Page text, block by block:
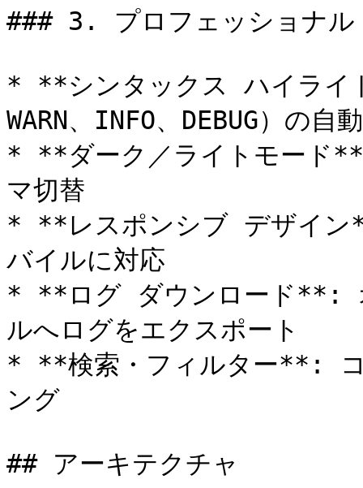
### 3. プロフェッショナ
* **シンタックス ハイライ
WARN、INFO、DEBUG）の
* **ダーク／ライトモード
マ切替
* **レスポンシブ デザイン
バイルに対応
* **ログ ダウンロード**:
ルへログをエクスポート
* **検索・フィルター**: コ
ング
## アーキテクチャ